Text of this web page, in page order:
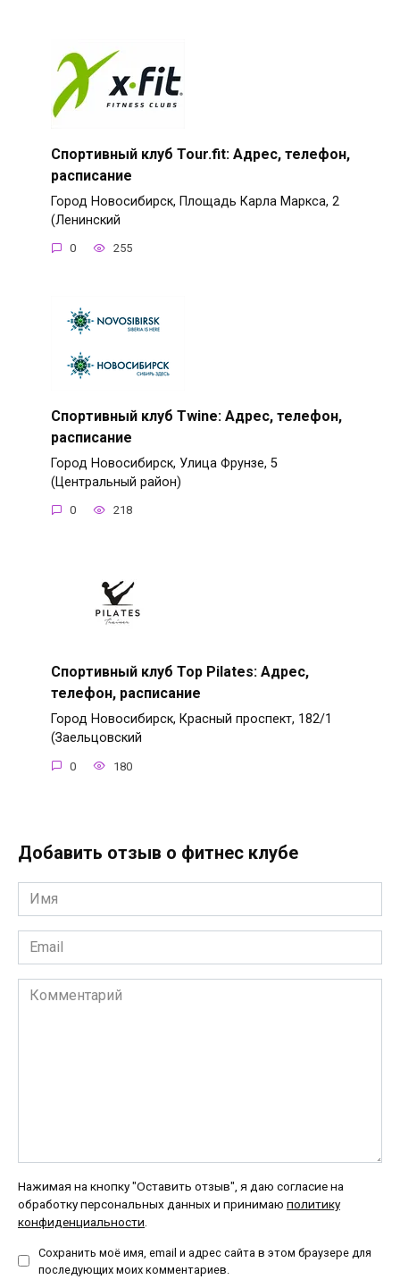
Спортивный клуб Tour.fit: Адрес, телефон,
расписание
Город Новосибирск, Площадь Карла Маркса, 2
(Ленинский
0 255
Спортивный клуб Twine: Адрес, телефон,
расписание
Город Новосибирск, Улица Фрунзе, 5
(Центральный район)
0 218
Спортивный клуб Top Pilates: Адрес,
телефон, расписание
Город Новосибирск, Красный проспект, 182/1
(Заельцовский
0 180
Добавить отзыв о фитнес клубе
Имя
*
Email
*
Комментарий
Нажимая на кнопку "Оставить отзыв", я даю согласие на
обработку персональных данных и принимаю политику
конфиденциальности
Сохранить моё имя, email и адрес сайта в этом браузере для
последующих моих комментариев.